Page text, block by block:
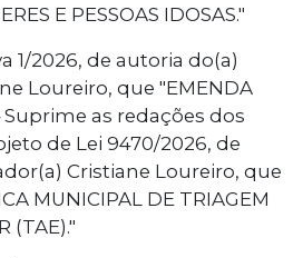
E PESSOAS IDOSAS."
1/2026, de autoria do(a)
Loureiro, que "EMENDA
Suprime as redações dos
de Lei 9470/2026, de
Cristiane Loureiro, que
MUNICIPAL DE TRIAGEM
(TAE)."